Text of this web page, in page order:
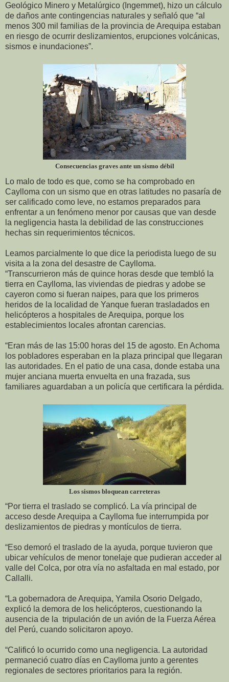
Geológico Minero y Metalúrgico (Ingemmet), hizo un cálculo
de daños ante contingencias naturales y señaló que “al
menos 300 mil familias de la provincia de Arequipa estaban
en riesgo de ocurrir deslizamientos, erupciones volcánicas,
sismos e inundaciones”.
Consecuencias graves ante un sismo débil
Lo malo de todo es que, como se ha comprobado en
Caylloma con un sismo que en otras latitudes no pasaría de
ser calificado como leve, no estamos preparados para
enfrentar a un fenómeno menor por causas que van desde
la negligencia hasta la debilidad de las construcciones
hechas sin requerimientos técnicos.
Leamos parcialmente lo que dice la periodista luego de su
visita a la zona del desastre de Caylloma.
“Transcurrieron más de quince horas desde que tembló la
tierra en Caylloma, las viviendas de piedras y adobe se
cayeron como si fueran naipes, para que los primeros
heridos de la localidad de Yanque fueran trasladados en
helicópteros a hospitales de Arequipa, porque los
establecimientos locales afrontan carencias.
“Eran más de las 15:00 horas del 15 de agosto. En Achoma
los pobladores esperaban en la plaza principal que llegaran
las autoridades. En el patio de una casa, donde estaba una
mujer anciana muerta envuelta en una frazada, sus
familiares aguardaban a un policía que certificara la pérdida.
Los sismos bloquean carreteras
“Por tierra el traslado se complicó. La vía principal de
acceso desde Arequipa a Caylloma fue interrumpida por
deslizamientos de piedras y montículos de tierra.
“Eso demoró el traslado de la ayuda, porque tuvieron que
ubicar vehículos de menor tonelaje que pudieran acceder al
valle del Colca, por otra vía no asfaltada en mal estado, por
Callalli.
“La gobernadora de Arequipa, Yamila Osorio Delgado,
explicó la demora de los helicópteros, cuestionando la
ausencia de la tripulación de un avión de la Fuerza Aérea
del Perú, cuando solicitaron apoyo.
“Calificó lo ocurrido como una negligencia. La autoridad
permaneció cuatro días en Caylloma junto a gerentes
regionales de sectores prioritarios para la región.